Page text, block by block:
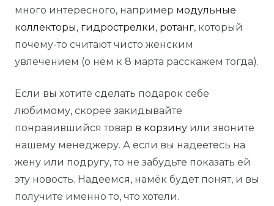
много интересного, например модульные
коллекторы, гидрострелки, ротанг, который
почему-то считают чисто женским
увлечением (о нём к 8 марта расскажем тогда).
Если вы хотите сделать подарок себе
любимому, скорее закидывайте
понравившийся товар в корзину или звоните
нашему менеджеру. А если вы надеетесь на
жену или подругу, то не забудьте показать ей
эту новость. Надеемся, намёк будет понят, и вы
получите именно то, что хотели.